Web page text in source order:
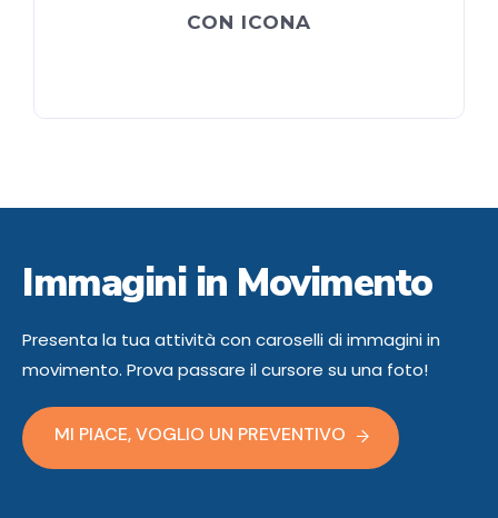
CON ICONA
Immagini in Movimento
Presenta la tua attività con caroselli di immagini in
movimento. Prova passare il cursore su una foto!
MI PIACE, VOGLIO UN PREVENTIVO